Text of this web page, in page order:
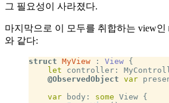
그 필요성이 사라졌다.
마지막으로 이 모두를 취합하는 view인
와 같다:
struct MyView : View {
    let
controller:
    @ObservedObject
var
    var
body: some View {